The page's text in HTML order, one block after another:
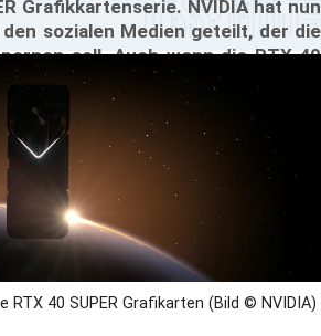
Grafikkartenserie. NVIDIA hat nun
sozialen Medien geteilt, der die
soll. Auch wenn die RTX 40
und Titelbildern nicht explizit
der Teaser eindeutig auf neue
Horizont hin.
RTX 40 SUPER Grafikarten (Bild © NVIDIA)